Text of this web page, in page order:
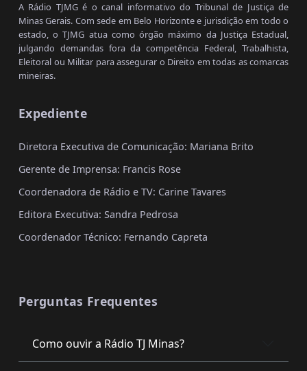
A Rádio TJMG é o canal informativo do Tribunal de Justiça de
Minas Gerais. Com sede em Belo Horizonte e jurisdição em todo o
estado, o TJMG atua como órgão máximo da Justiça Estadual,
julgando demandas fora da competência Federal, Trabalhista,
Eleitoral ou Militar para assegurar o Direito em todas as comarcas
mineiras.
Expediente
Diretora Executiva de Comunicação: Mariana Brito
Gerente de Imprensa: Francis Rose
Coordenadora de Rádio e TV: Carine Tavares
Editora Executiva: Sandra Pedrosa
Coordenador Técnico: Fernando Capreta
Perguntas Frequentes
Como ouvir a Rádio TJ Minas?